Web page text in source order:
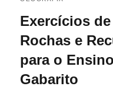
Exercícios
Rochas e
para o
Gabarito